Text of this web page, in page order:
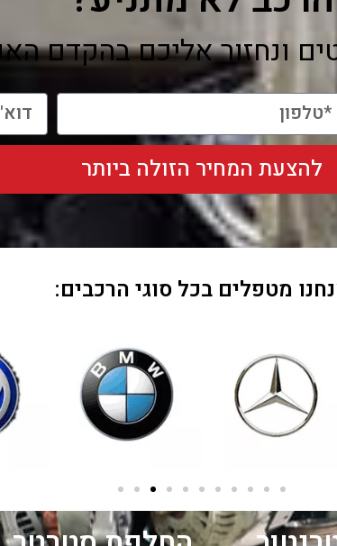
ונחזור אליכם בהקדם
להצעת המחיר הזולה ביותר
מטפלים בכל סוגי הרכבים: